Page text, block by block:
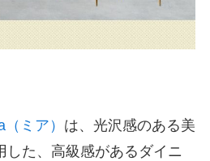
ミア） は、光沢感のある美
した、高級感があるダイニ